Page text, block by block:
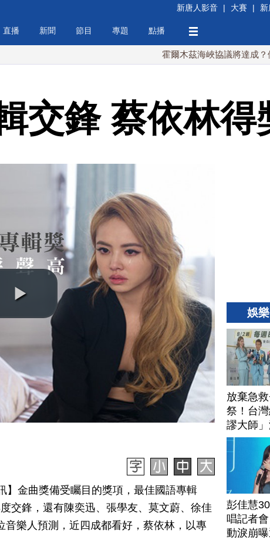
新唐人影音 | 大賽 |
直播 新聞 節目 專題 點播
霍爾木茲海峽協議將達成？伊朗傳不
交鋒 蔡依林得
】金曲獎備受矚目的獎項，最佳國語專輯
交鋒，還有陳奕迅、張學友、莫文蔚、徐佳
樂人預測，近四成都看好，蔡依林，以專
娛
放棄急
祭！台
謬大師
安排身
彭佳慧
唱記者
動淚崩